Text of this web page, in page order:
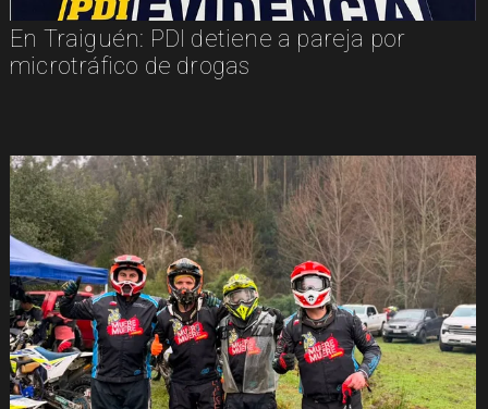
En Traiguén: PDI detiene a pareja por
microtráfico de drogas